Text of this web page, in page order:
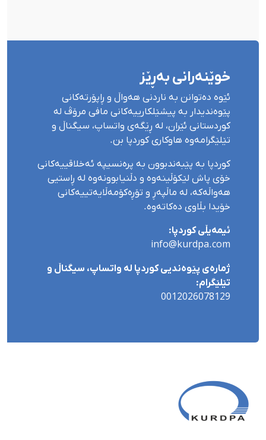
خوێنەرانی بەڕێز
ئێوە دەتوانن بە ناردنی هەواڵ و ڕاپۆرتەکانی
پێوەندیدار بە پیشێلکارییەکانی مافی مرۆڤ لە
کوردستانی ئێران، لە ڕێگەی واتساپ، سیگناڵ و
تێلێگرامەوە هاوکاری کوردپا بن.
کوردپا بە پێبەندبوون بە پرەنسیپە ئەخلاقییەکانی
خۆی پاش لێکۆڵینەوە و دڵنیابوونەوە لە ڕاستیی
هەواڵەکە، لە ماڵپەڕ و تۆڕەکۆمەڵایەتییەکانی
خۆیدا بڵاوی دەکاتەوە.
ئیمەیڵی کوردپا:
info@kurdpa.com
ژمارەی پێوەندیی کوردپا لە واتساپ، سیگناڵ و
تێلێگرام:
0012026078129